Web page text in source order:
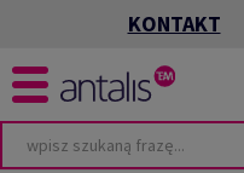
KONTAKT